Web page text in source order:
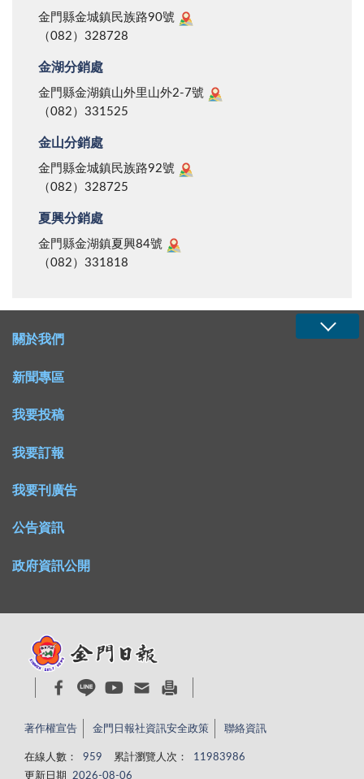
金門縣金城鎮民族路90號
（082）328728
金湖分銷處
金門縣金湖鎮山外里山外2-7號
（082）331525
金山分銷處
金門縣金城鎮民族路92號
（082）328725
夏興分銷處
金門縣金湖鎮夏興84號
（082）331818
關於我們
新聞專區
我要投稿
我要訂報
我要刊廣告
公告資訊
政府資訊公開
著作權宣告 金門日報社資訊安全政策 聯絡資訊
在線人數： 959 累計瀏覽人次：
11983986
更新日期
2026-08-06